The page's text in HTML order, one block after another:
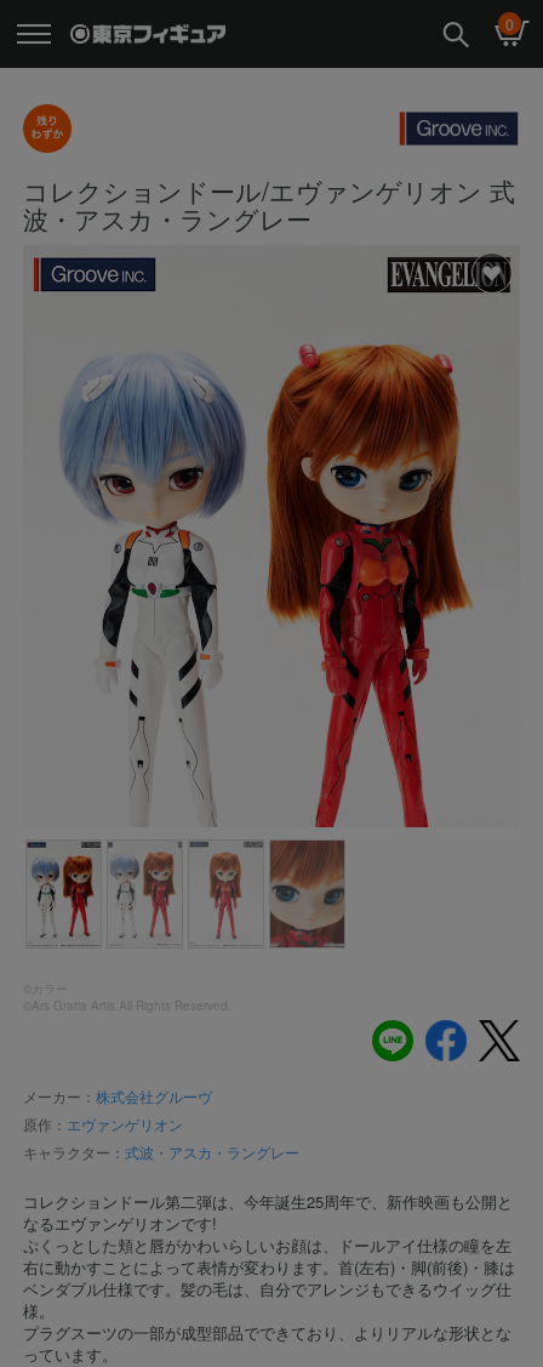
0
コレクションドール/エヴァンゲリオン 式
波・アスカ・ラングレー
©カラー
©Ars Gratia Artis.All Rights Reserved.
メーカー： 株式会社グルーヴ
原作： エヴァンゲリオン
キャラクター： 式波・アスカ・ラングレー
コレクションドール第二弾は、今年誕生25周年で、新作映画も公開と
なるエヴァンゲリオンです!
ぷくっとした頬と唇がかわいらしいお顔は、ドールアイ仕様の瞳を左
右に動かすことによって表情が変わります。首(左右)・脚(前後)・膝は
ベンダブル仕様です。髪の毛は、自分でアレンジもできるウイッグ仕
様。
プラグスーツの一部が成型部品でできており、よりリアルな形状とな
っています。